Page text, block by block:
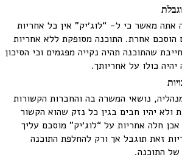
אתה מאשר כי ל- “לוג׳יק” אין כל אחריות
הוסכם אחרת. התוכנה מסופקת ללא אחריות
שהתוכנה תהיה נקייה מפגמים וכי הסיכון
כולו על אחריותך.
נושאי המשרה בה והחברות הקשורות
ולא יהיו חבים בגין כל נזק שהוא הקשור
חלה אחריות על “לוג׳יק” מוסכם עליך
זאת תוגבל אך ורק להחלפת התוכנה
של התוכנה.